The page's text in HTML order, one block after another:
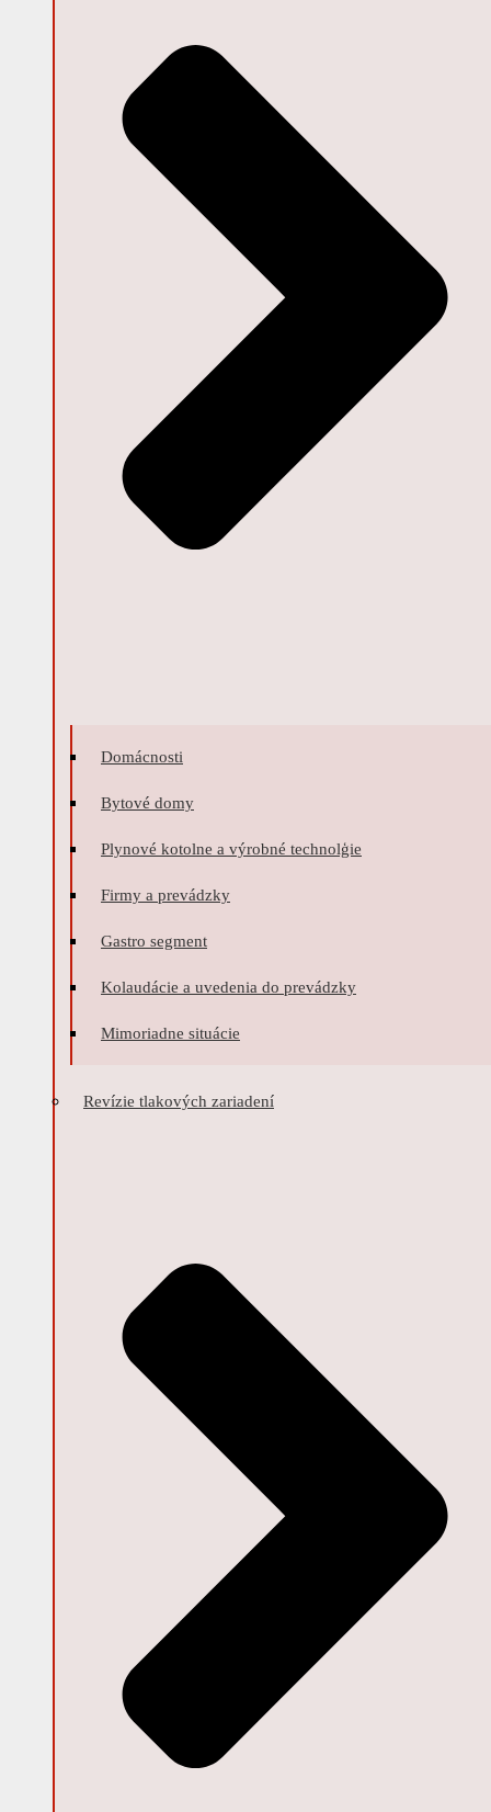
Domácnosti
Bytové domy
Plynové kotolne a výrobné technolģie
Firmy a prevádzky
Gastro segment
Kolaudácie a uvedenia do prevádzky
Mimoriadne situácie
Revízie tlakových zariadení